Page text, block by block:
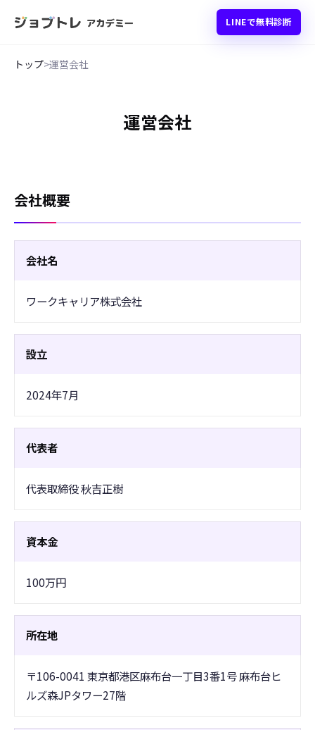
LINEで無料診断
トップ>運営会社
運営会社
会社概要
会社名
ワークキャリア株式会社
設立
2024年7月
代表者
代表取締役 秋吉正樹
資本金
100万円
所在地
〒106-0041 東京都港区麻布台一丁目3番1号 麻布台ヒ
ルズ森JPタワー27階